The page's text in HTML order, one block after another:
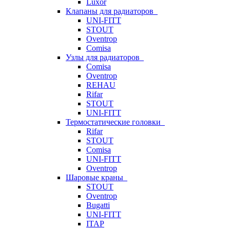
Luxor
Клапаны для радиаторов
UNI-FITT
STOUT
Oventrop
Comisa
Узлы для радиаторов
Comisa
Oventrop
REHAU
Rifar
STOUT
UNI-FITT
Термостатические головки
Rifar
STOUT
Comisa
UNI-FITT
Oventrop
Шаровые краны
STOUT
Oventrop
Bugatti
UNI-FITT
ITAP